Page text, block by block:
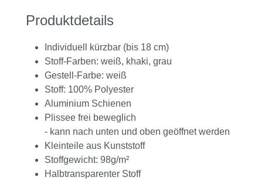
Produktdetails
Individuell kürzbar (bis 18 cm)
Stoff-Farben: weiß, khaki, grau
Gestell-Farbe: weiß
Stoff: 100% Polyester
Aluminium Schienen
Plissee frei beweglich
- kann nach unten und oben geöffnet werden
Kleinteile aus Kunststoff
Stoffgewicht: 98g/m²
Halbtransparenter Stoff